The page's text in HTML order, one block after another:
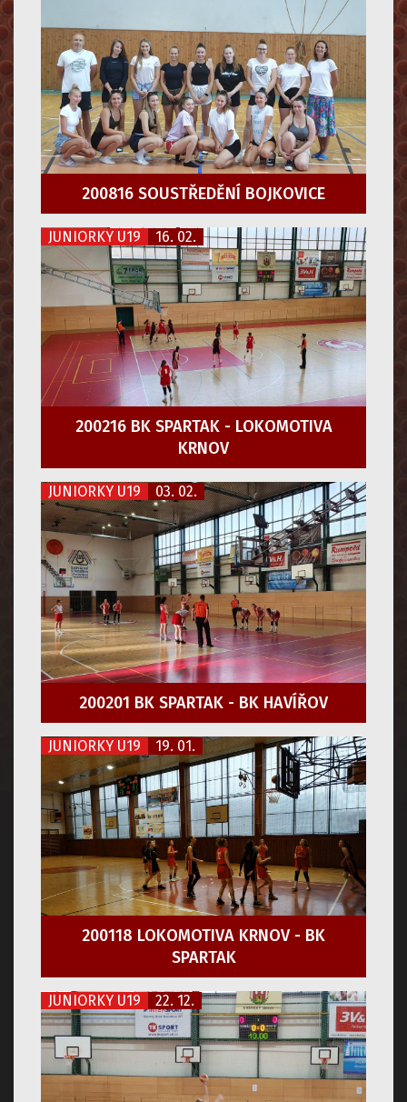
200816 SOUSTŘEDĚNÍ BOJKOVICE
JUNIORKY U19 16. 02.
200216 BK SPARTAK - LOKOMOTIVA
KRNOV
JUNIORKY U19 03. 02.
200201 BK SPARTAK - BK HAVÍŘOV
JUNIORKY U19 19. 01.
200118 LOKOMOTIVA KRNOV - BK
SPARTAK
JUNIORKY U19 22. 12.